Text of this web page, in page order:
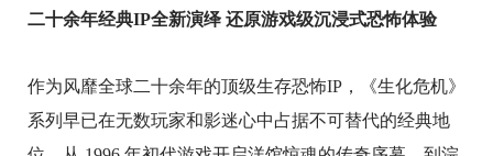
二十余年经典IP全新演绎 还原游戏级沉浸式恐怖体验
作为风靡全球二十余年的顶级生存恐怖IP，《生化危机》
系列早已在无数玩家和影迷心中占据不可替代的经典地